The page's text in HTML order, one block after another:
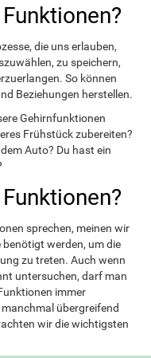
die uns erlauben,
zu speichern,
So können
Beziehungen herstellen.
Gehirnfunktionen
Frühstück zubereiten?
Auto? Du hast ein
sprechen, meinen wir
werden, um die
zu treten. Auch wenn
untersuchen, darf man
immer
übergreifend
wir die wichtigsten